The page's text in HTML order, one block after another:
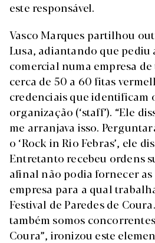
este responsável.
Vasco Marques partilhou
Lusa, adiantando que pediu
comercial numa empresa
cerca de 50 a 60 fitas
credenciais que identificam
organização (‘staff’). “Ele
me arranjava isso.
o ‘Rock in Rio Febras’, ele
Entretanto recebeu ordens
afinal não podia fornecer as
empresa para a qual
Festival de Paredes de
também somos
Coura”, ironizou este